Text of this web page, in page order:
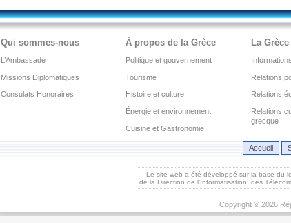
Qui sommes-nous
L’Ambassade
Missions Diplomatiques
Consulats Honoraires
À propos de la Grèce
Politique et gouvernement
Tourisme
Histoire et culture
Énergie et environnement
Cuisine et Gastronomie
La
Relations
Relations
Relations
grecque
Accueil
Le site web a été développé sur la base du
de la Direction de l’Informatisation, des
Copyright © 2026